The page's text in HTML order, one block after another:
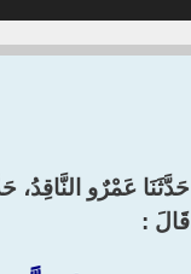
حَدَّثَنَا عَمْرٌو
قَالَ :‏